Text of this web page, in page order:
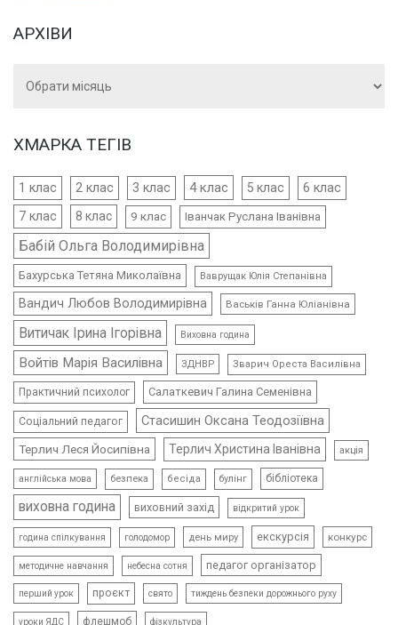
АРХІВИ
ХМАРКА ТЕГІВ
1 клас 2 клас 3 клас 4 клас 5 клас 6 клас
7 клас 8 клас 9 клас Іванчак Руслана Іванівна
Бабій Ольга Володимирівна
Бахурська Тетяна Миколаївна Ваврущак Юлія Степанівна
Вандич Любов Володимирівна Васьків Ганна Юліанівна
Витичак Ірина Ігорівна Виховна година
Войтів Марія Василівна ЗДНВР Зварич Ореста Василівна
Практичний психолог Салаткевич Галина Семенівна
Соціальний педагог Стасишин Оксана Теодозіївна
Терлич Леся Йосипівна Терлич Христина Іванівна акція
англійська мова безпека бесіда булінг бібліотека
виховна година виховний захід відкритий урок
година спілкування голодомор день миру екскурсія конкурс
методичне навчання небесна сотня педагог організатор
перший урок проєкт свято тиждень безпеки дорожнього руху
уроки ЯДС флешмоб фізкультура